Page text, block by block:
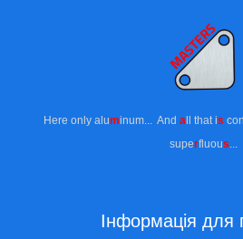
Here only aluminum... And a ll that is
superfluous...
Інформація для